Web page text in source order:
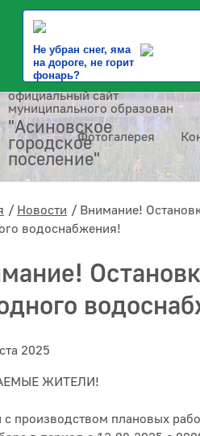
Не убран снег, яма
на дороге, не горит
фонарь?
официальный сайт
муниципального образования
"Асиновское
городское
поселение"
Фотогалерея
Новости
Внимание!
водоснабжения!
2025
ЖИТЕЛИ!
с производством плановых